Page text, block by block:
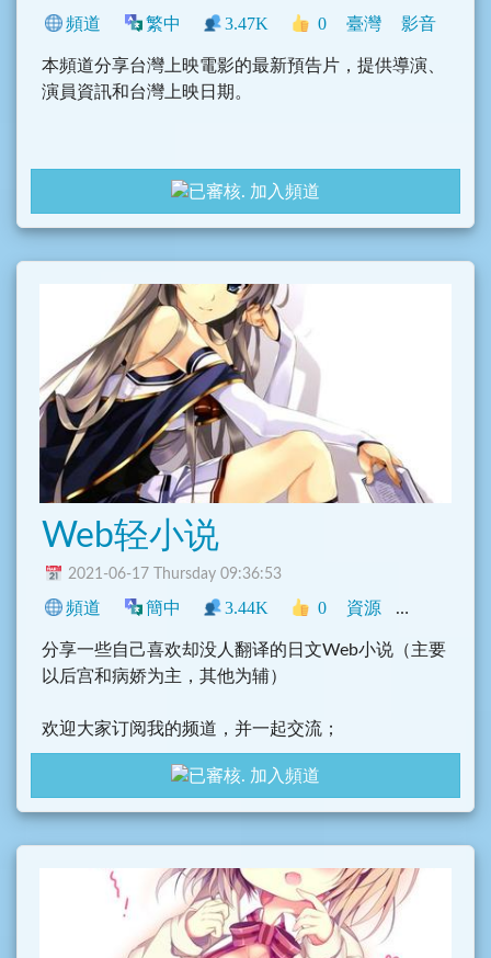
頻道 繁中 3.47K 0 臺灣 影音
本頻道分享台灣上映電影的最新預告片，提供導演、
演員資訊和台灣上映日期。
加入頻道
Web轻小说
2021-06-17 Thursday 09:36:53
頻道 簡中 3.44K 0 資源 中文圈
分享一些自己喜欢却没人翻译的日文Web小说（主要
以后宫和病娇为主，其他为辅）
欢迎大家订阅我的频道，并一起交流；
如果发现我翻译的有问题，也欢迎斧正。
加入頻道